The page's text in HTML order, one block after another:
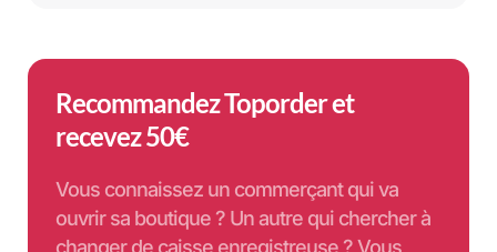
Recommandez Toporder et
recevez 50€
Vous connaissez un commerçant qui va
ouvrir sa boutique ? Un autre qui chercher à
changer de caisse enregistreuse ? Vous